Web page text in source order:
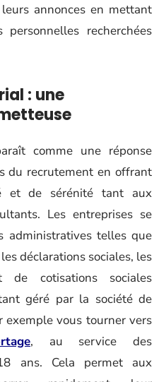
annonces en mettant
recherchées
: une
comme une réponse
du recrutement en offrant
et de sérénité tant aux
Les entreprises se
administratives telles que
déclarations sociales, les
de cotisations sociales
géré par la société de
exemple vous tourner vers
, au service des
ans. Cela permet aux